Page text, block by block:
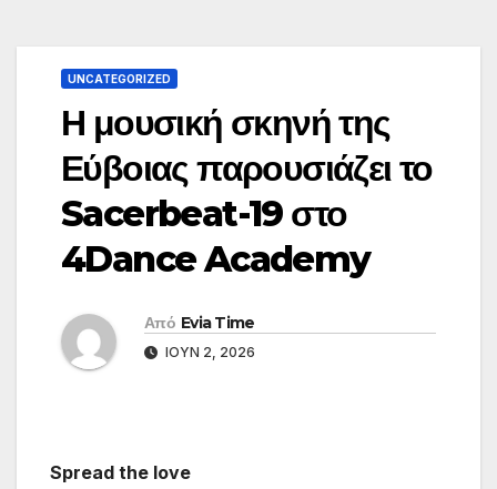
UNCATEGORIZED
Η μουσική σκηνή της
Εύβοιας παρουσιάζει το
Sacerbeat-19 στο
4Dance Academy
Από Evia Time
ΙΟΎΝ 2, 2026
Spread the love